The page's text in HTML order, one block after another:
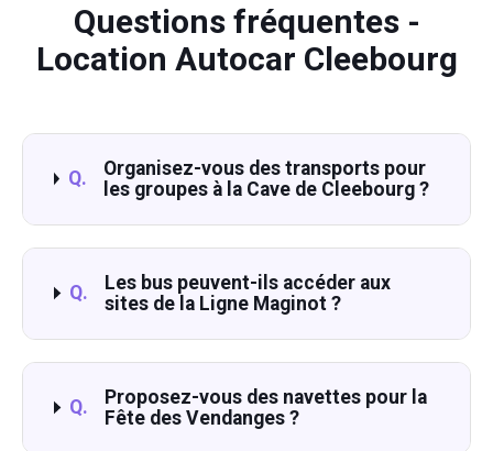
Questions fréquentes -
Location Autocar Cleebourg
Q.
Organisez-vous des transports pour
les groupes à la Cave de Cleebourg ?
Q.
Les bus peuvent-ils accéder aux
sites de la Ligne Maginot ?
Q.
Proposez-vous des navettes pour la
Fête des Vendanges ?